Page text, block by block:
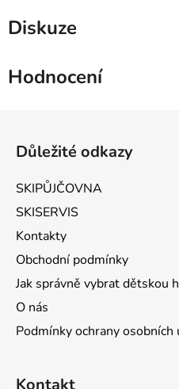
Diskuze
Hodnocení
Důležité odkazy
SKIPŮJČOVNA
SKISERVIS
Kontakty
Obchodní podmínky
Jak správně vybrat dětskou
O nás
Podmínky ochrany osobních